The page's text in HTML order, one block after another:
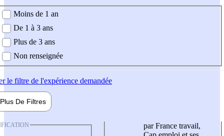
demandée
Moins de 1 an
De 1 à 3 ans
Plus de 3 ans
Non renseignée
le filtre de l'expérience demandée
Plus De Filtres
par France travail,